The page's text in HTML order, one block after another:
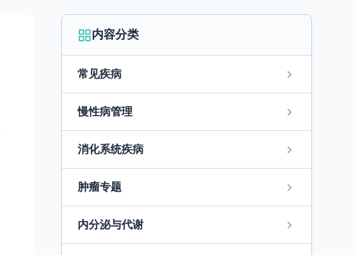
内容分类
常见疾病
慢性病管理
消化系统疾病
肿瘤专题
内分泌与代谢